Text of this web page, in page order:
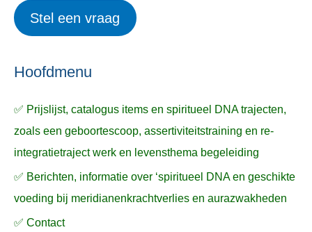
e
n
e
k
a
r
:
Stel een vraag
Hoofdmenu
✅ Prijslijst, catalogus items en spiritueel DNA trajecten,
zoals een geboortescoop, assertiviteitstraining en re-
integratietraject werk en levensthema begeleiding
✅ Berichten, informatie over ‘spiritueel DNA en geschikte
voeding bij meridianenkrachtverlies en aurazwakheden
✅ Contact
p
n